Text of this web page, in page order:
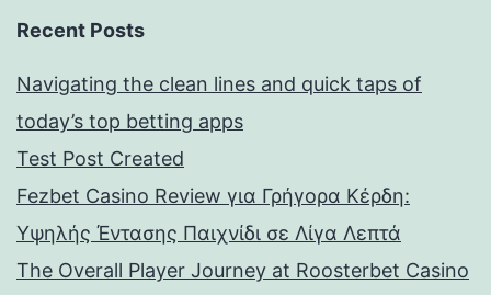
Recent Posts
Navigating the clean lines and quick taps of
today’s top betting apps
Test Post Created
Fezbet Casino Review για Γρήγορα Κέρδη:
Υψηλής Έντασης Παιχνίδι σε Λίγα Λεπτά
The Overall Player Journey at Roosterbet Casino